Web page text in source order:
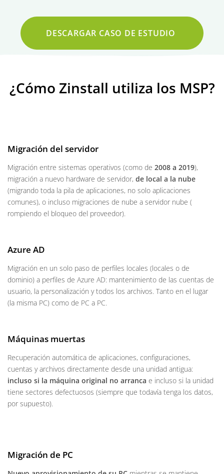
DESCARGAR CASO DE ESTUDIO
¿Cómo Zinstall utiliza los MSP?
Migración del servidor
Migración entre sistemas operativos (como de 2008 a 2019),
migración a nuevo hardware de servidor, de local a la nube
(migrando toda la pila de aplicaciones, no solo aplicaciones
comunes), o incluso migraciones de nube a servidor nube (
rompiendo el bloqueo del proveedor).
Azure AD
Migración en un solo paso de perfiles locales (locales o de
dominio) a perfiles de Azure AD: mantenimiento de las cuentas de
usuario, la personalización y todos los archivos. Tanto en el lugar
(la misma PC) como de PC a PC.
Máquinas muertas
Recuperación automática de aplicaciones, configuraciones,
cuentas y archivos directamente desde una unidad antigua:
incluso si la máquina original no arranca e incluso si la unidad
tiene sectores defectuosos (siempre que todavía tenga los datos,
por supuesto).
Migración de PC